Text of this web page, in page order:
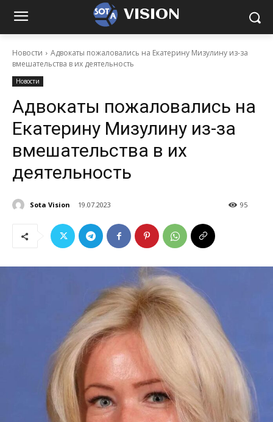
VISION
Новости
Адвокаты пожаловались на Екатерину Мизулину из-за
вмешательства в их деятельность
Новости
Адвокаты пожаловались на
Екатерину Мизулину из-за
вмешательства в их
деятельность
Sota Vision 19.07.2023 95